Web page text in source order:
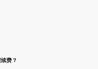
费？